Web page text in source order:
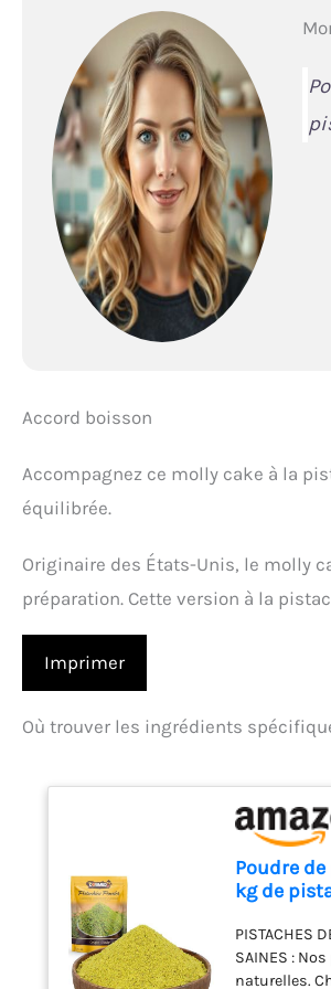
Accord boisson
Accompagnez ce molly cake à la
équilibrée.
Originaire des États-Unis, le molly
préparation. Cette version à la
Imprimer
Où trouver les ingrédients
Poudre
kg de
naturelle |
recettes |
aux
PISTACHES
SAINES :
naturelles.